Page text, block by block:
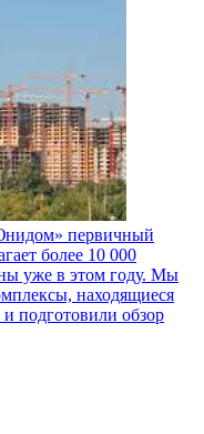
первичный
более 10 000
уже в этом году. Мы
находящиеся
и подготовили обзор